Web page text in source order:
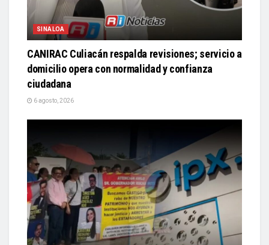
SINALOA
CANIRAC Culiacán respalda revisiones; servicio a
domicilio opera con normalidad y confianza
ciudadana
6 agosto, 2026